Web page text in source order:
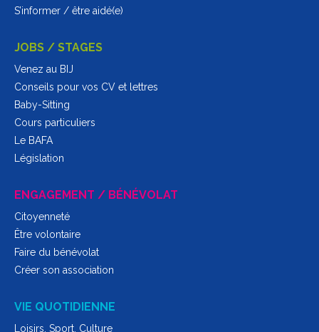
S’informer / être aidé(e)
JOBS / STAGES
Venez au BIJ
Conseils pour vos CV et lettres
Baby-Sitting
Cours particuliers
Le BAFA
Législation
ENGAGEMENT / BÉNÉVOLAT
Citoyenneté
Être volontaire
Faire du bénévolat
Créer son association
VIE QUOTIDIENNE
Loisirs, Sport, Culture